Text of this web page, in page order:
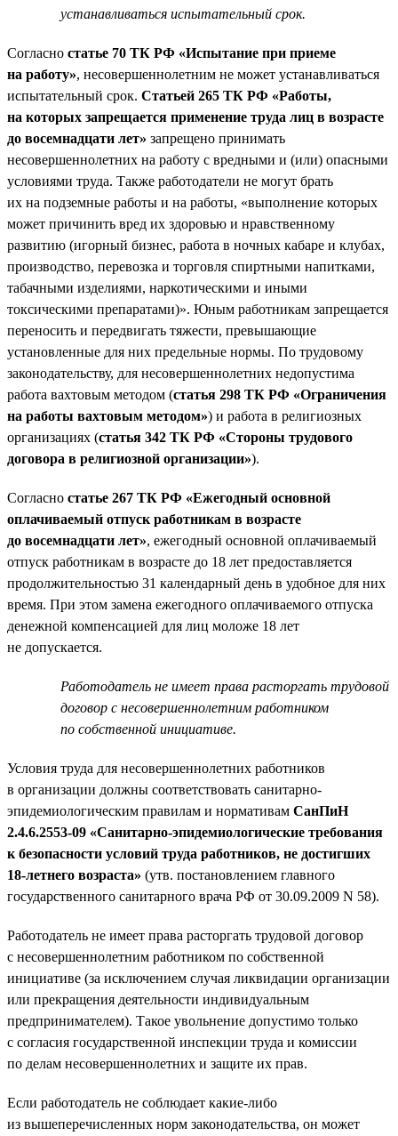
устанавливаться испытательный срок.
Согласно статье 70 ТК РФ «Испытание при приеме
на работу», несовершеннолетним не может устанавливаться
испытательный срок. Статьей 265 ТК РФ «Работы,
на которых запрещается применение труда лиц в возрасте
до восемнадцати лет» запрещено принимать
несовершеннолетних на работу с вредными и (или) опасными
условиями труда. Также работодатели не могут брать
их на подземные работы и на работы, «выполнение которых
может причинить вред их здоровью и нравственному
развитию (игорный бизнес, работа в ночных кабаре и клубах,
производство, перевозка и торговля спиртными напитками,
табачными изделиями, наркотическими и иными
токсическими препаратами)». Юным работникам запрещается
переносить и передвигать тяжести, превышающие
установленные для них предельные нормы. По трудовому
законодательству, для несовершеннолетних недопустима
работа вахтовым методом (статья 298 ТК РФ «Ограничения
на работы вахтовым методом») и работа в религиозных
организациях (статья 342 ТК РФ «Стороны трудового
договора в религиозной организации»).
Согласно статье 267 ТК РФ «Ежегодный основной
оплачиваемый отпуск работникам в возрасте
до восемнадцати лет», ежегодный основной оплачиваемый
отпуск работникам в возрасте до 18 лет предоставляется
продолжительностью 31 календарный день в удобное для них
время. При этом замена ежегодного оплачиваемого отпуска
денежной компенсацией для лиц моложе 18 лет
не допускается.
Работодатель не имеет права расторгать трудовой
договор с несовершеннолетним работником
по собственной инициативе.
Условия труда для несовершеннолетних работников
в организации должны соответствовать санитарно-
эпидемиологическим правилам и нормативам СанПиН
2.4.6.2553-09 «Санитарно-эпидемиологические требования
к безопасности условий труда работников, не достигших
18-летнего возраста» (утв. постановлением главного
государственного санитарного врача РФ от 30.09.2009 N 58).
Работодатель не имеет права расторгать трудовой договор
с несовершеннолетним работником по собственной
инициативе (за исключением случая ликвидации организации
или прекращения деятельности индивидуальным
предпринимателем). Такое увольнение допустимо только
с согласия государственной инспекции труда и комиссии
по делам несовершеннолетних и защите их прав.
Если работодатель не соблюдает какие-либо
из вышеперечисленных норм законодательства, он может